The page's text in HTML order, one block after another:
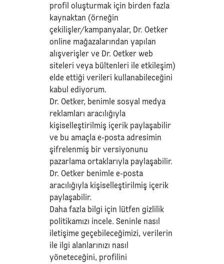
profil oluşturmak için birden fazla
kaynaktan (örneğin
çekilişler/kampanyalar, Dr. Oetker
online mağazalarından yapılan
alışverişler ve Dr. Oetker web
siteleri veya bültenleri ile etkileşim)
elde ettiği verileri kullanabileceğini
kabul ediyorum.
Dr. Oetker, benimle sosyal medya
reklamları aracılığıyla
kişiselleştirilmiş içerik paylaşabilir
ve bu amaçla e-posta adresimin
şifrelenmiş bir versiyonunu
pazarlama ortaklarıyla paylaşabilir.
Dr. Oetker benimle e-posta
aracılığıyla kişiselleştirilmiş içerik
paylaşabilir.
Daha fazla bilgi için lütfengizlilik
politikamızı incele. Seninle nasıl
iletişime geçebileceğimizi, verilerin
ile ilgi alanlarınızı nasıl
yöneteceğini, profilini